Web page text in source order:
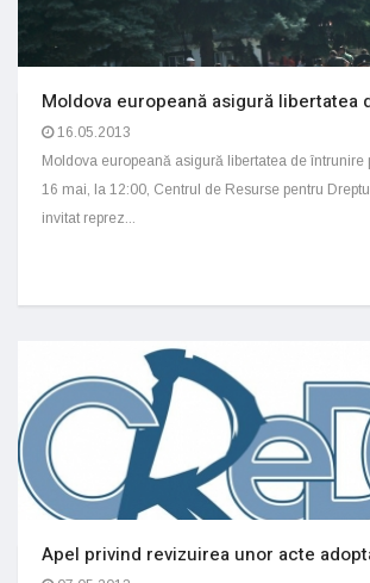
Moldova europeană asigură libertatea
16.05.2013
Moldova europeană asigură libertatea de întrunire
16 mai, la 12:00, Centrul de Resurse pentru
invitat reprez...
Apel privind revizuirea unor acte